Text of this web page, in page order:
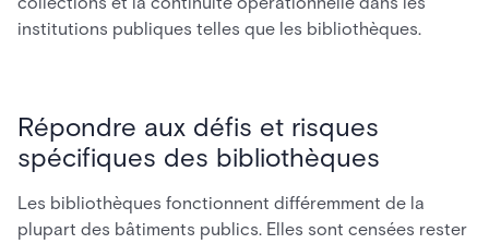
institutions publiques telles que les bibliothèques.
Répondre aux défis et risques
spécifiques des bibliothèques
Les bibliothèques fonctionnent différemment de la
plupart des bâtiments publics. Elles sont censées rester